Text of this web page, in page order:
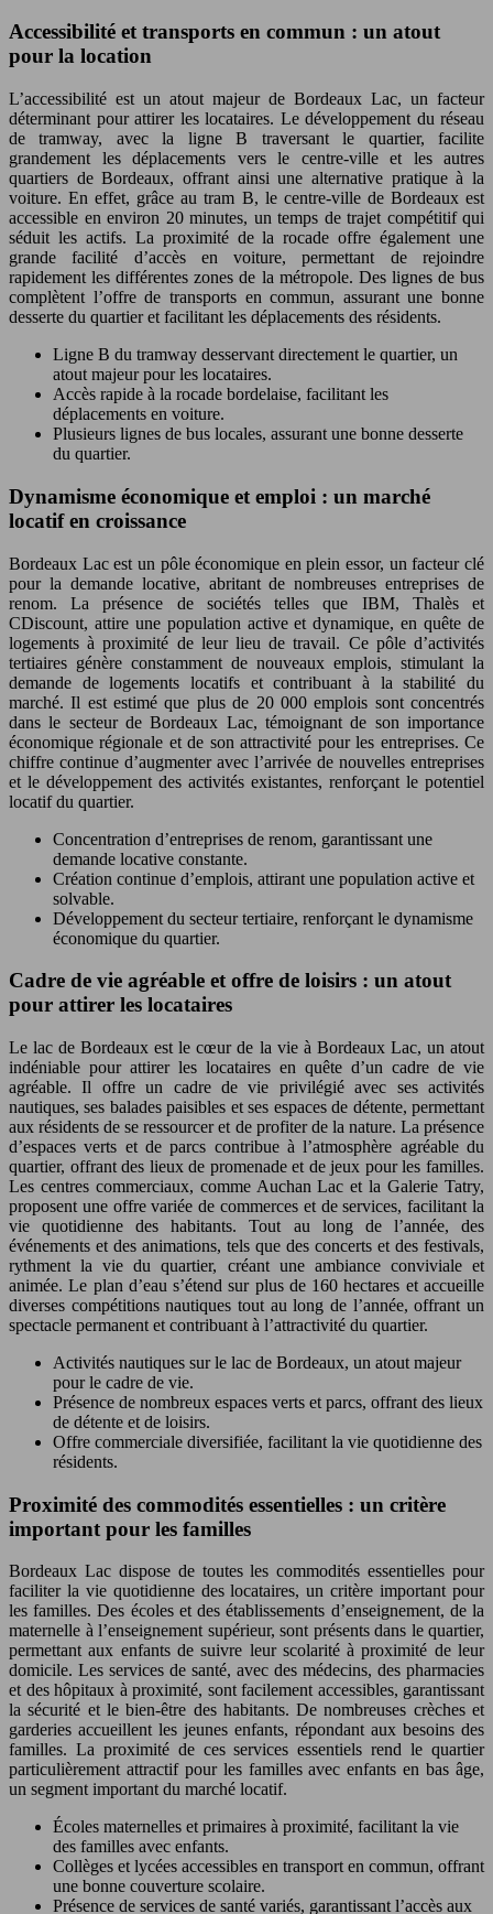
Accessibilité et transports en commun : un atout
pour la location
L’accessibilité est un atout majeur de Bordeaux Lac, un facteur
déterminant pour attirer les locataires. Le développement du réseau
de tramway, avec la ligne B traversant le quartier, facilite
grandement les déplacements vers le centre-ville et les autres
quartiers de Bordeaux, offrant ainsi une alternative pratique à la
voiture. En effet, grâce au tram B, le centre-ville de Bordeaux est
accessible en environ 20 minutes, un temps de trajet compétitif qui
séduit les actifs. La proximité de la rocade offre également une
grande facilité d’accès en voiture, permettant de rejoindre
rapidement les différentes zones de la métropole. Des lignes de bus
complètent l’offre de transports en commun, assurant une bonne
desserte du quartier et facilitant les déplacements des résidents.
Ligne B du tramway desservant directement le quartier, un
atout majeur pour les locataires.
Accès rapide à la rocade bordelaise, facilitant les
déplacements en voiture.
Plusieurs lignes de bus locales, assurant une bonne desserte
du quartier.
Dynamisme économique et emploi : un marché
locatif en croissance
Bordeaux Lac est un pôle économique en plein essor, un facteur clé
pour la demande locative, abritant de nombreuses entreprises de
renom. La présence de sociétés telles que IBM, Thalès et
CDiscount, attire une population active et dynamique, en quête de
logements à proximité de leur lieu de travail. Ce pôle d’activités
tertiaires génère constamment de nouveaux emplois, stimulant la
demande de logements locatifs et contribuant à la stabilité du
marché. Il est estimé que plus de 20 000 emplois sont concentrés
dans le secteur de Bordeaux Lac, témoignant de son importance
économique régionale et de son attractivité pour les entreprises. Ce
chiffre continue d’augmenter avec l’arrivée de nouvelles entreprises
et le développement des activités existantes, renforçant le potentiel
locatif du quartier.
Concentration d’entreprises de renom, garantissant une
demande locative constante.
Création continue d’emplois, attirant une population active et
solvable.
Développement du secteur tertiaire, renforçant le dynamisme
économique du quartier.
Cadre de vie agréable et offre de loisirs : un atout
pour attirer les locataires
Le lac de Bordeaux est le cœur de la vie à Bordeaux Lac, un atout
indéniable pour attirer les locataires en quête d’un cadre de vie
agréable. Il offre un cadre de vie privilégié avec ses activités
nautiques, ses balades paisibles et ses espaces de détente, permettant
aux résidents de se ressourcer et de profiter de la nature. La présence
d’espaces verts et de parcs contribue à l’atmosphère agréable du
quartier, offrant des lieux de promenade et de jeux pour les familles.
Les centres commerciaux, comme Auchan Lac et la Galerie Tatry,
proposent une offre variée de commerces et de services, facilitant la
vie quotidienne des habitants. Tout au long de l’année, des
événements et des animations, tels que des concerts et des festivals,
rythment la vie du quartier, créant une ambiance conviviale et
animée. Le plan d’eau s’étend sur plus de 160 hectares et accueille
diverses compétitions nautiques tout au long de l’année, offrant un
spectacle permanent et contribuant à l’attractivité du quartier.
Activités nautiques sur le lac de Bordeaux, un atout majeur
pour le cadre de vie.
Présence de nombreux espaces verts et parcs, offrant des lieux
de détente et de loisirs.
Offre commerciale diversifiée, facilitant la vie quotidienne des
résidents.
Proximité des commodités essentielles : un critère
important pour les familles
Bordeaux Lac dispose de toutes les commodités essentielles pour
faciliter la vie quotidienne des locataires, un critère important pour
les familles. Des écoles et des établissements d’enseignement, de la
maternelle à l’enseignement supérieur, sont présents dans le quartier,
permettant aux enfants de suivre leur scolarité à proximité de leur
domicile. Les services de santé, avec des médecins, des pharmacies
et des hôpitaux à proximité, sont facilement accessibles, garantissant
la sécurité et le bien-être des habitants. De nombreuses crèches et
garderies accueillent les jeunes enfants, répondant aux besoins des
familles. La proximité de ces services essentiels rend le quartier
particulièrement attractif pour les familles avec enfants en bas âge,
un segment important du marché locatif.
Écoles maternelles et primaires à proximité, facilitant la vie
des familles avec enfants.
Collèges et lycées accessibles en transport en commun, offrant
une bonne couverture scolaire.
Présence de services de santé variés, garantissant l’accès aux